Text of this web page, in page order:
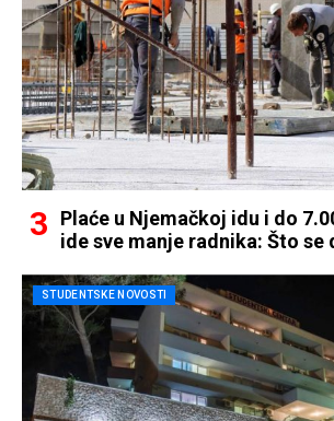
Plaće u Njemačkoj idu i do
ide sve manje radnika: Što se
STUDENTSKE NOVOSTI